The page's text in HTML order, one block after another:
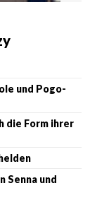
und Pogo-
die Form ihrer
Senna und